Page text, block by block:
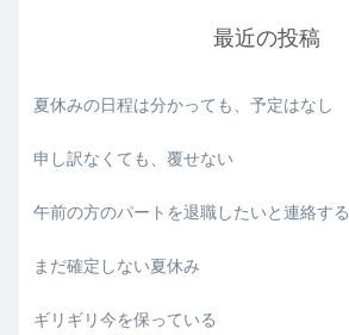
最近の投稿
夏休みの日程は分かっても、予定はなし
申し訳なくても、覆せない
午前の方のパートを退職したいと連絡する
まだ確定しない夏休み
ギリギリ今を保っている